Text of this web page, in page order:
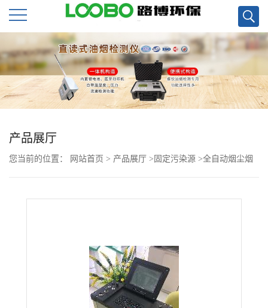
公
司
首
页
公
产品展厅
您当前的位置： 网站首页 > 产品展厅 > 固定污染源 >全自动烟尘烟